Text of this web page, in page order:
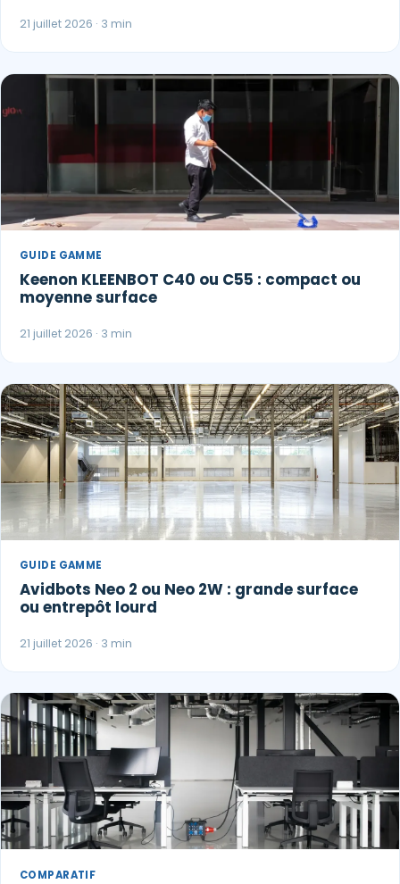
21 juillet 2026 · 3 min
GUIDE GAMME
Keenon KLEENBOT C40 ou C55 : compact ou
moyenne surface
21 juillet 2026 · 3 min
GUIDE GAMME
Avidbots Neo 2 ou Neo 2W : grande surface
ou entrepôt lourd
21 juillet 2026 · 3 min
COMPARATIF